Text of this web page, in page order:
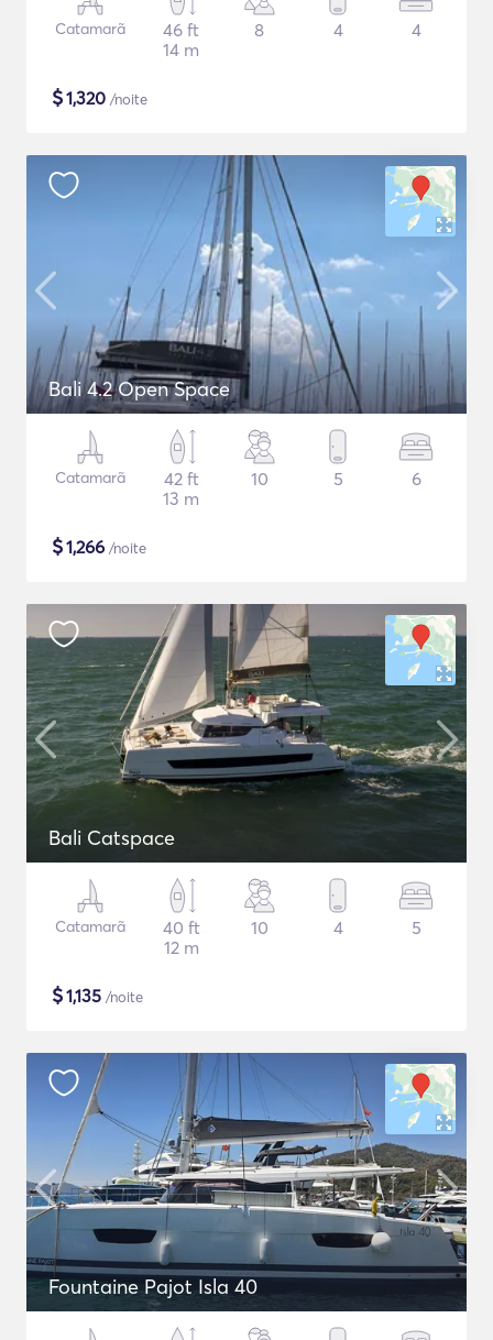
Catamarã
46 ft
14 m
8 4 4
$1,320 /noite
Bali 4.2 Open Space
Catamarã
42 ft
13 m
10 5 6
$1,266 /noite
Bali Catspace
Catamarã
40 ft
12 m
10 4 5
$1,135 /noite
Fountaine Pajot Isla 40